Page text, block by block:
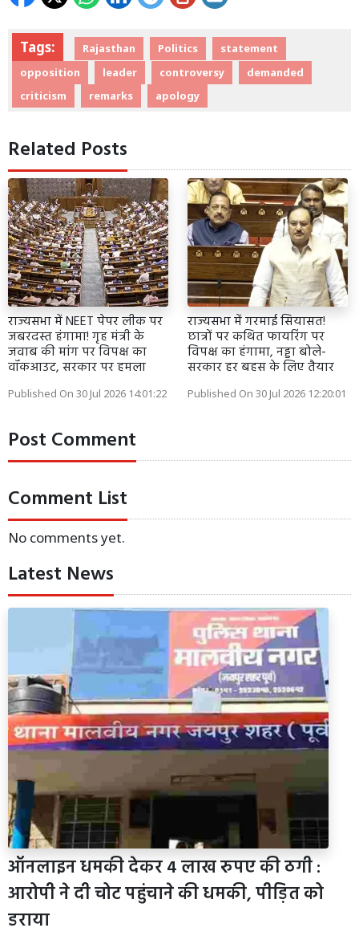
Tags: Rajasthan Politics
statement
opposition
leader controversy
demanded
criticism
remarks apology
Related Posts
राज्यसभा में NEET पेपर लीक पर
जबरदस्त हंगामा! गृह मंत्री के
जवाब की मांग पर विपक्ष का
वॉकआउट, सरकार पर हमला
Published On 30 Jul 2026 14:01:22
राज्यसभा में गरमाई सियासत!
छात्रों पर कथित फायरिंग पर
विपक्ष का हंगामा, नड्डा बोले-
सरकार हर बहस के लिए तैयार
Published On 30 Jul 2026 12:20:01
Post Comment
Comment List
No comments yet.
Latest News
ऑनलाइन धमकी देकर 4 लाख रुपए की ठगी :
आरोपी ने दी चोट पहुंचाने की धमकी, पीड़ित को
डराया